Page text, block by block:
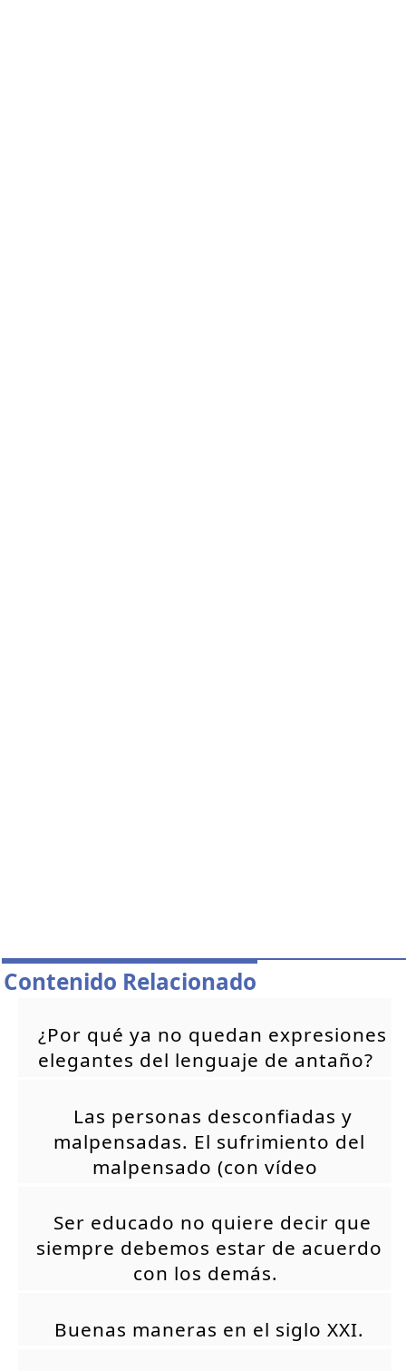
Contenido Relacionado
¿Por qué ya no quedan expresiones
elegantes del lenguaje de antaño?
Las personas desconfiadas y
malpensadas. El sufrimiento del
malpensado (con vídeo
Ser educado no quiere decir que
siempre debemos estar de acuerdo
con los demás.
Buenas maneras en el siglo XXI.